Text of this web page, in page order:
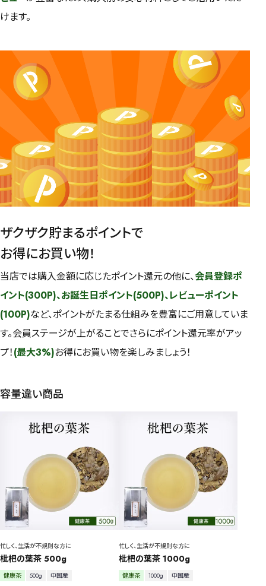
けます。
ザクザク貯まるポイントで
お得にお買い物！
当店では購入金額に応じたポイント還元の他に、会員登録ポ
イント(300P)、お誕生日ポイント(500P)、レビューポイント
(100P)など、ポイントがたまる仕組みを豊富にご用意していま
す。会員ステージが上がることでさらにポイント還元率がアッ
プ！(最大3%)お得にお買い物を楽しみましょう！
容量違い商品
忙しく、生活が不規則な方に
枇杷の葉茶 500g
健康茶 500g 中国産
忙しく、生活が不規則な方に
枇杷の葉茶 1000g
健康茶 1000g 中国産